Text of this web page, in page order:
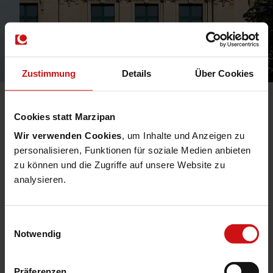
Zustimmung Details Über Cookies
Cookies statt Marzipan
Wir verwenden Cookies, um Inhalte und Anzeigen zu
personalisieren, Funktionen für soziale Medien anbieten
zu können und die Zugriffe auf unsere Website zu
analysieren.
Notwendig
HERUNTERLADEN
Jörn Müther